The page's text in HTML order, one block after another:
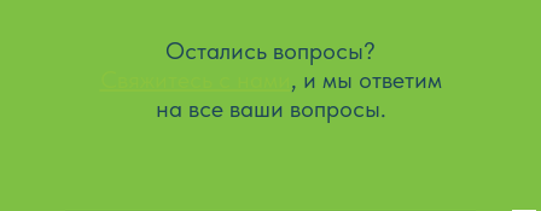
Остались вопросы?
, и мы ответим
на все ваши вопросы.